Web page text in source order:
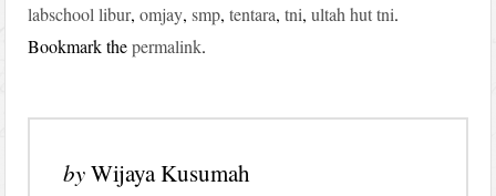
labschool libur,omjay,smp,tentara,tni,ultah hut tni.
Bookmark thepermalink.
byWijaya Kusumah